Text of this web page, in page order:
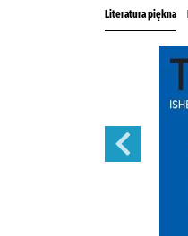
Literatura piękna